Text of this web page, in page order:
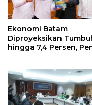
Ekonomi Batam
Diproyeksikan
hingga 7,4 Persen,